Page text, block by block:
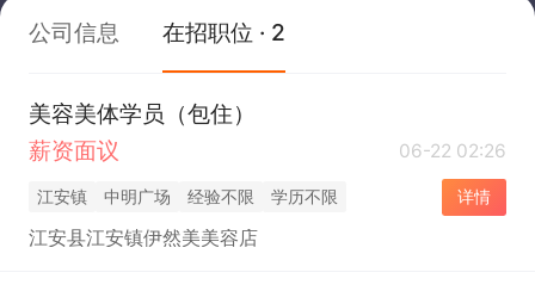
公司信息 在招职位 · 2
美容美体学员（包住）
薪资面议
06-22 02:26
江安镇 中明广场 经验不限 学历不限 详情
江安县江安镇伊然美美容店